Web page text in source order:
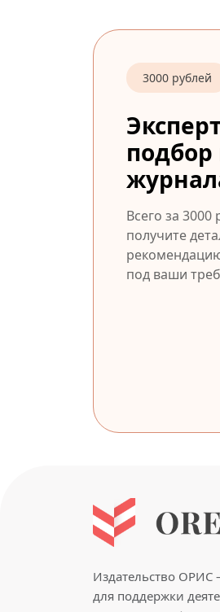
3000 рублей
подбор
Всего за 3000
получите
под ваши
Издательство ОРИС
для поддержки